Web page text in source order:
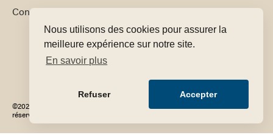
Nous utilisons des cookies pour assurer la
meilleure expérience sur notre site.
En savoir plus
Refuser Accepter
Contact
©2025 Art Valeur - Tous droits
réservés
Mentions
Conditions générales de